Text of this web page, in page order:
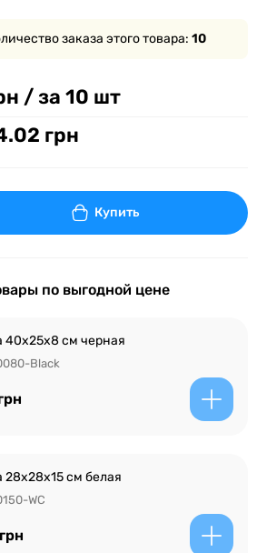
заказа этого товара: 10
/ за 10 шт
грн
Купить
по выгодной цене
40x25x8 см черная
Black
28x28x15 см белая
WC